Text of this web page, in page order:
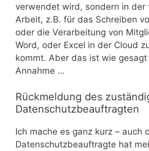
verwendet wird, sondern in der
Arbeit, z.B. für das Schreiben
oder die Verarbeitung von
Word, oder Excel in der Cloud
kommt. Aber das ist wie gesagt
Annahme …
Rückmeldung des
Datenschutzbeauftragten
Ich mache es ganz kurz – auch
Datenschutzbeauftragte hat